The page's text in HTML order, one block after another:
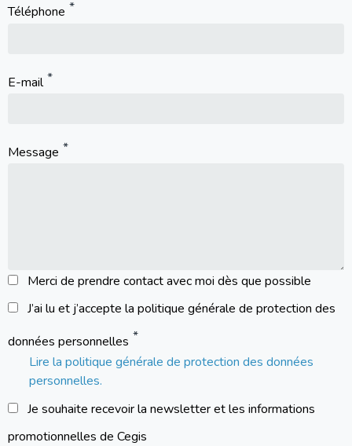
Téléphone
E-mail
Message
Merci de prendre contact avec moi dès que possible
J’ai lu et j’accepte la politique générale de protection des
données personnelles
Lire la politique générale de protection des données
personnelles.
Je souhaite recevoir la newsletter et les informations
promotionnelles de Cegis